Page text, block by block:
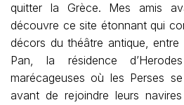
quitter la Grèce. Mes amis
découvre ce site étonnant qui
décors du théâtre antique, entre
Pan, la résidence
marécageuses où les Perses
avant de rejoindre leurs